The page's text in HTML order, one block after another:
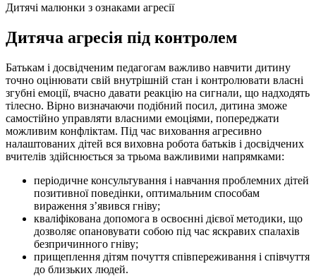
Дитячі малюнки з ознаками агресії
Дитяча агресія під контролем
Батькам і досвідченим педагогам важливо навчити дитину
точно оцінювати свій внутрішній стан і контролювати власні
згубні емоції, вчасно давати реакцію на сигнали, що надходять
тілесно. Вірно визначаючи подібний посил, дитина зможе
самостійно управляти власними емоціями, попереджати
можливим конфліктам. Під час виховання агресивно
налаштованих дітей вся виховна робота батьків і досвідчених
вчителів здійснюється за трьома важливими напрямками:
періодичне консультування і навчання проблемних дітей
позитивної поведінки, оптимальним способам
вираження з’явився гніву;
кваліфікована допомога в освоєнні дієвої методики, що
дозволяє опановувати собою під час яскравих спалахів
безпричинного гніву;
прищеплення дітям почуття співпереживання і співчуття
до близьких людей.